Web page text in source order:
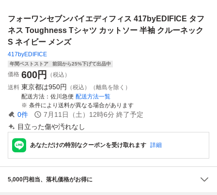
ーズ 古着
（28）
プス 最落なし
フォーワンセブンバイエディフィス 417byEDIFICE タフ
ネス Toughness Tシャツ カットソー 半袖 クルーネック
S ネイビー メンズ
417byEDIFICE
年間ベストストア 前回から25%下げて出品中
価格 600円
（税込）
送料 東京都は950円
（税込）（離島を除く）
配送方法
佐川急便 配送方法一覧
条件により送料が異なる場合があります
0件 7月11日（土）12時6分 終了予定
目立った傷や汚れなし
あなただけの特別なクーポンを受け取れます 詳細
5,000円相当、落札価格がお得に